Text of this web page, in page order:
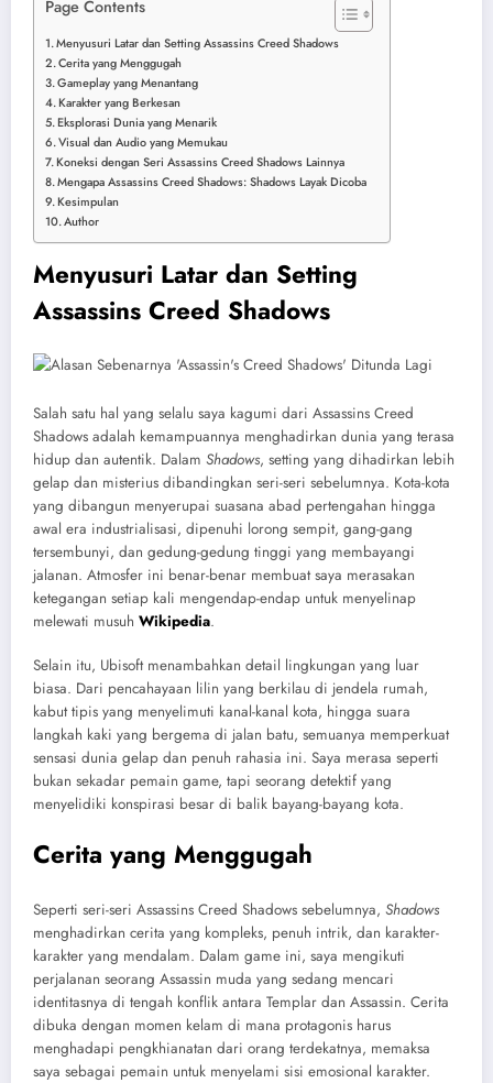
Page Contents
Menyusuri Latar dan Setting Assassins Creed Shadows
Cerita yang Menggugah
Gameplay yang Menantang
Karakter yang Berkesan
Eksplorasi Dunia yang Menarik
Visual dan Audio yang Memukau
Koneksi dengan Seri Assassins Creed Shadows Lainnya
Mengapa Assassins Creed Shadows: Shadows Layak Dicoba
Kesimpulan
Author
Menyusuri Latar dan Setting
Assassins Creed Shadows
Salah satu hal yang selalu saya kagumi dari Assassins Creed
Shadows adalah kemampuannya menghadirkan dunia yang terasa
hidup dan autentik. Dalam Shadows, setting yang dihadirkan lebih
gelap dan misterius dibandingkan seri-seri sebelumnya. Kota-kota
yang dibangun menyerupai suasana abad pertengahan hingga
awal era industrialisasi, dipenuhi lorong sempit, gang-gang
tersembunyi, dan gedung-gedung tinggi yang membayangi
jalanan. Atmosfer ini benar-benar membuat saya merasakan
ketegangan setiap kali mengendap-endap untuk menyelinap
melewati musuh Wikipedia.
Selain itu, Ubisoft menambahkan detail lingkungan yang luar
biasa. Dari pencahayaan lilin yang berkilau di jendela rumah,
kabut tipis yang menyelimuti kanal-kanal kota, hingga suara
langkah kaki yang bergema di jalan batu, semuanya memperkuat
sensasi dunia gelap dan penuh rahasia ini. Saya merasa seperti
bukan sekadar pemain game, tapi seorang detektif yang
menyelidiki konspirasi besar di balik bayang-bayang kota.
Cerita yang Menggugah
Seperti seri-seri Assassins Creed Shadows sebelumnya, Shadows
menghadirkan cerita yang kompleks, penuh intrik, dan karakter-
karakter yang mendalam. Dalam game ini, saya mengikuti
perjalanan seorang Assassin muda yang sedang mencari
identitasnya di tengah konflik antara Templar dan Assassin. Cerita
dibuka dengan momen kelam di mana protagonis harus
menghadapi pengkhianatan dari orang terdekatnya, memaksa
saya sebagai pemain untuk menyelami sisi emosional karakter.